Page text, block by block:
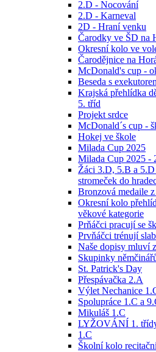
2.D - Nocování
2.D - Karneval
2D - Hraní venku
Čarodky ve ŠD na
Okresní kolo ve
Čarodějnice na
McDonald's cup -
Beseda s
Krajská přehlídka
5. tříd
Projekt srdce
McDonald´s cup -
Hokej ve škole
Milada Cup 2025
Milada Cup 2025 -
Žáci 3.D, 5.B a
stromeček do
Bronzová medaile
Okresní kolo
věkové kategorie
Prňáčci pracují se
Prvňáčci trénují
Naše dopisy mluví
Skupinky
St. Patrick's Day
Přespávačka 2.A
Výlet Nechanice
Spolupráce 1.C a
Mikuláš 1.C
LYŽOVÁNÍ 1.
1.C
Školní kolo